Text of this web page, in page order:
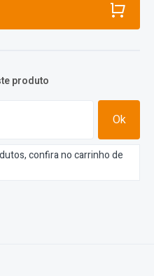
produto
Ok
confira no carrinho de